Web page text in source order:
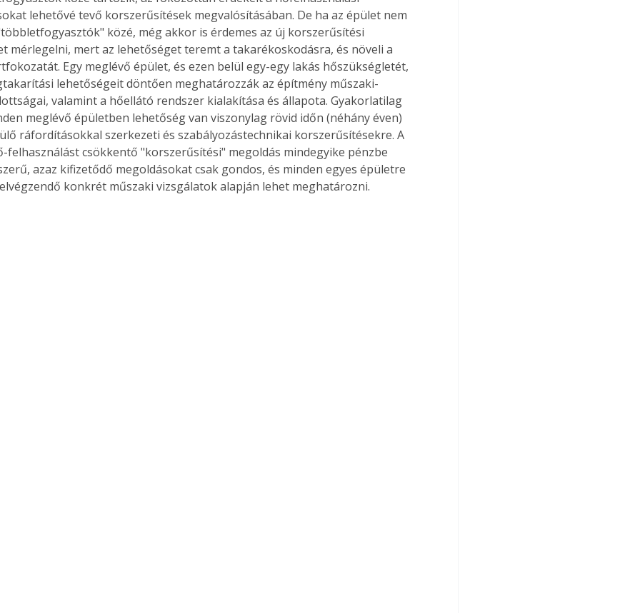
lehetővé tevő korszerűsítések megvalósításában. De ha az épület nem
közé, még akkor is érdemes az új korszerűsítési
mérlegelni, mert az lehetőséget teremt a takarékoskodásra, és növeli a
Egy meglévő épület, és ezen belül egy-egy lakás hőszükségletét,
lehetőségeit döntően meghatározzák az építmény műszaki-
valamint a hőellátó rendszer kialakítása és állapota. Gyakorlatilag
meglévő épületben lehetőség van viszonylag rövid időn (néhány éven)
ráfordításokkal szerkezeti és szabályozástechnikai korszerűsítésekre. A
felhasználást csökkentő "korszerűsítési" megoldás mindegyike pénzbe
azaz kifizetődő megoldásokat csak gondos, és minden egyes épületre
konkrét műszaki vizsgálatok alapján lehet meghatározni.